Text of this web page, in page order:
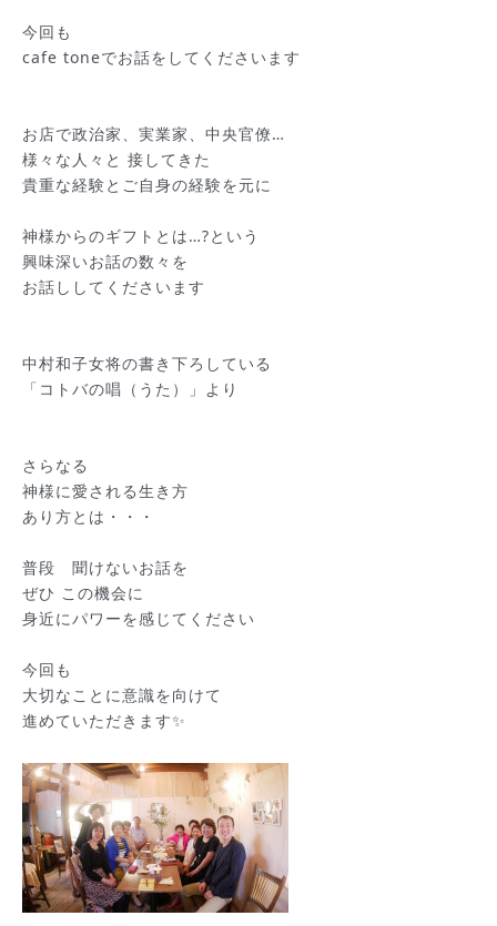
今回も
cafe toneでお話をしてくださいます
お店で政治家、実業家、中央官僚…
様々な人々と 接してきた
貴重な経験とご自身の経験を元に
神様からのギフトとは…?という
興味深いお話の数々を
お話ししてくださいます
中村和子女将の書き下ろしている
「コトバの唱（うた）」より
さらなる
神様に愛される生き方
あり方とは・・・
普段 聞けないお話を
ぜひ この機会に
身近にパワーを感じてください
今回も
大切なことに意識を向けて
進めていただきます✨